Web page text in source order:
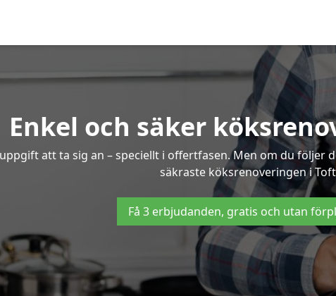
Enkel och säker
att ta sig an – speciellt i offertfasen. Men om du
säkraste köksrenoveringen i
Få 3 erbjudanden, gratis och utan